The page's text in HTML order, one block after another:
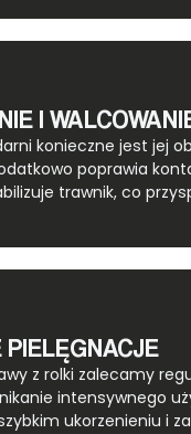
I
konieczne jest jej
poprawia
trawnik, co
PIELĘGNACJE
z rolki zalecamy
intensywnego
ukorzenieniu i